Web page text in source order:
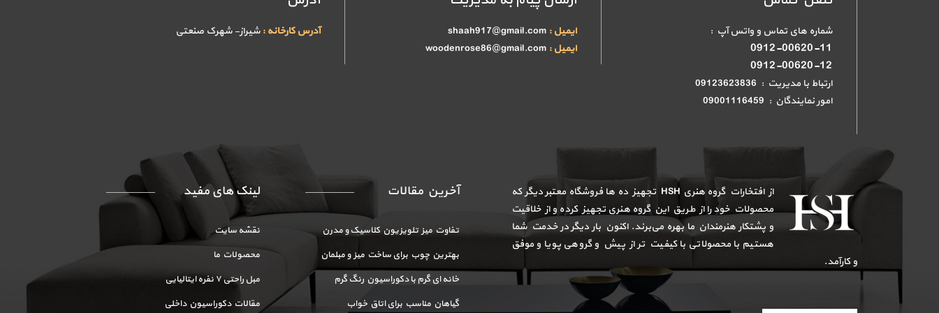
شماره های تماس و واتس آپ :
0912-00620-11
0912-00620-12
ارتباط با مدیریت : 09123623836
امور نمایندگان : 09001116459
ایمیل : shaah917@gmail.com
ایمیل :woodenrose86@gmail.com
آدرس کارخانه :شیراز- شهرک صنعتی
لینک های مفید
نقشه سایت
محصولات ما
مبل راحتی ۷ نفره ایتالیایی
مقالات دکوراسیون داخلی
آخرین مقالات
تفاوت میز تلویزیون کلاسیک و مدرن
بهترین چوب برای ساخت میز و مبلمان
خانه ای گرم با دکوراسیون رنگ گرم
گیاهان مناسب برای اتاق خواب
از افتخارات گروه هنری HSH تجهیز ده ها فروشگاه معتبر دیگر که
محصولات خود را از طریق این گروه هنری تجهیز کرده و از خلاقیت
و پشتکار هنرمندان ما بهره می‌برند. اکنون بار دیگر در خدمت شما
هستیم با محصولاتی با کیفیت تر از پیش و گروهی پویا و موفق
و کارآمد.